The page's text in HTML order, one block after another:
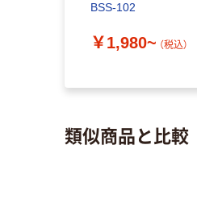
BSS-102
￥1,980~ （税込）
類似商品と比較